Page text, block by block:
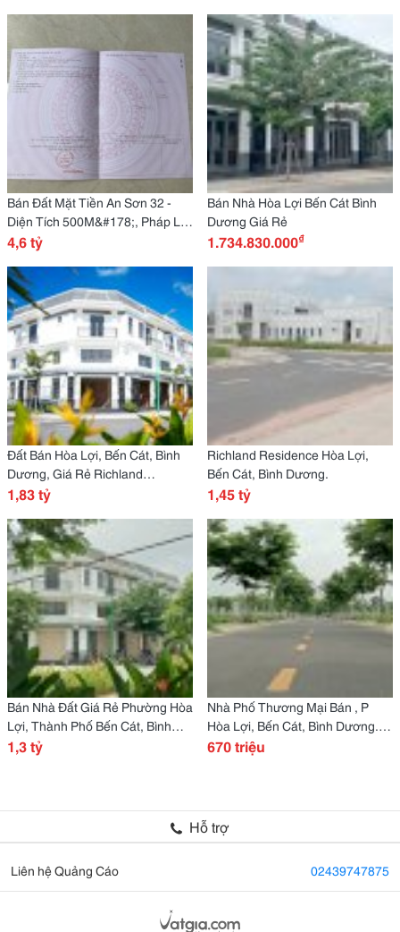
Bán Đất Mặt Tiền An Sơn 32 -
Diện Tích 500M&#178;, Pháp Lý
Chuẩn
4,6 tỷ
Bán Nhà Hòa Lợi Bến Cát Bình
Dương Giá Rẻ
1.734.830.000₫
Đất Bán Hòa Lợi, Bến Cát, Bình
Dương, Giá Rẻ Richland
Residence: Nơi Hòa Quyện Giữa
1,83 tỷ
Richland Residence Hòa Lợi,
Bến Cát, Bình Dương.
1,45 tỷ
Bán Nhà Đất Giá Rẻ Phường Hòa
Lợi, Thành Phố Bến Cát, Bình
Dương
1,3 tỷ
Nhà Phố Thương Mại Bán , P
Hòa Lợi, Bến Cát, Bình Dương.
80M2 Mặt Dường 12M
670 triệu
Hỗ trợ
Liên hệ Quảng Cáo 02439747875